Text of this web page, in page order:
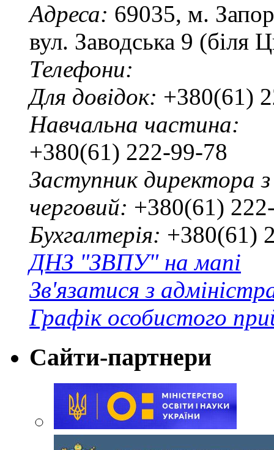
Адреса: 69035, м.
вул. Заводська 9 (біля
Телефони:
Для довідок: +380(61)
Навчальна частина:
+380(61) 222-99-78
Заступник директора
черговий: +380(61)
Бухгалтерія: +380(61)
ДНЗ "ЗВПУ" на мапі
Зв'язатися з
Графік особистого
Сайти-партнери